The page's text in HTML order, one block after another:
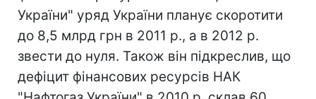
України" уряд України планує скоротити
до 8,5 млрд грн в 2011 р., а в 2012 р.
звести до нуля. Також він підкреслив, що
дефіцит фінансових ресурсів НАК